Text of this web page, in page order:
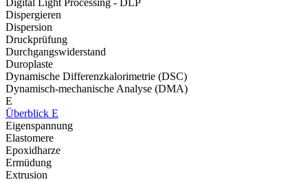
Digital Light Processing - DLP
Dispergieren
Dispersion
Druckprüfung
Durchgangswiderstand
Duroplaste
Dynamische Differenzkalorimetrie (DSC)
Dynamisch-mechanische Analyse (DMA)
E
Überblick E
Eigenspannung
Elastomere
Epoxidharze
Ermüdung
Extrusion